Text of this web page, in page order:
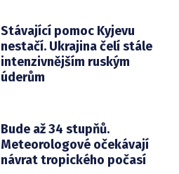
Stávající pomoc Kyjevu
nestačí. Ukrajina čelí stále
intenzivnějším ruským
úderům
Bude až 34 stupňů.
Meteorologové očekávají
návrat tropického počasí